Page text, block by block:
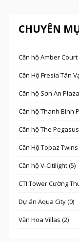
CHUYÊN
Căn hộ Amber Court
Căn Hộ Fresia Tân
Căn hộ Sơn An
Căn hộ Thanh Bình
Căn hộ The
Căn Hộ Topaz Twins
Căn hộ V-Citilight (5)
CTI Tower Cường
Dự án Aqua City (0)
Văn Hoa Villas (2)